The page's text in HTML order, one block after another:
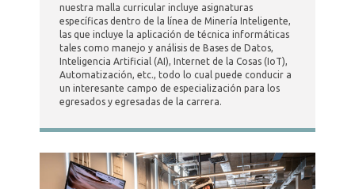
nuestra malla curricular incluye asignaturas
específicas dentro de la línea de Minería Inteligente,
las que incluye la aplicación de técnica informáticas
tales como manejo y análisis de Bases de Datos,
Inteligencia Artificial (AI), Internet de la Cosas (IoT),
Automatización, etc., todo lo cual puede conducir a
un interesante campo de especialización para los
egresados y egresadas de la carrera.